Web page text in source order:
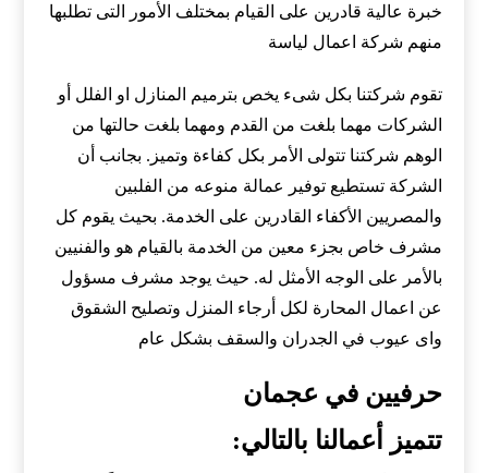
خبرة عالية قادرين على القيام بمختلف الأمور التى تطلبها
منهم شركة اعمال لياسة
تقوم شركتنا بكل شىء يخص بترميم المنازل او الفلل أو
الشركات مهما بلغت من القدم ومهما بلغت حالتها من
الوهم شركتنا تتولى الأمر بكل كفاءة وتميز. بجانب أن
الشركة تستطيع توفير عمالة منوعه من الفلبين
والمصريين الأكفاء القادرين على الخدمة. بحيث يقوم كل
مشرف خاص بجزء معين من الخدمة بالقيام هو والفنيين
بالأمر على الوجه الأمثل له. حيث يوجد مشرف مسؤول
عن اعمال المحارة لكل أرجاء المنزل وتصليح الشقوق
واى عيوب في الجدران والسقف بشكل عام
حرفيين في عجمان
تتميز أعمالنا بالتالي: